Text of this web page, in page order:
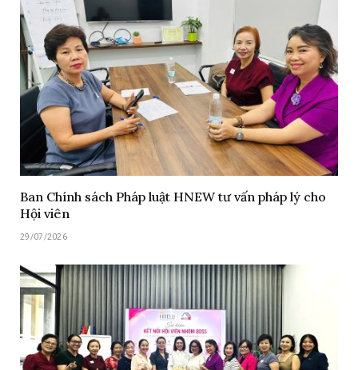
Ban Chính sách Pháp luật HNEW tư vấn pháp lý cho
Hội viên
29/07/2026